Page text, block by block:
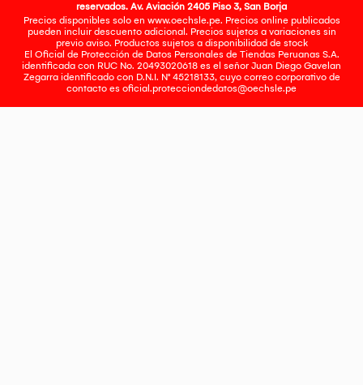
reservados. Av. Aviación 2405 Piso 3, San Borja
Precios disponibles solo en www.oechsle.pe. Precios online publicados
pueden incluir descuento adicional. Precios sujetos a variaciones sin
previo aviso. Productos sujetos a disponibilidad de stock
El Oficial de Protección de Datos Personales de Tiendas Peruanas S.A.
identificada con RUC No. 20493020618 es el señor Juan Diego Gavelan
Zegarra identificado con D.N.I. N° 45218133, cuyo correo corporativo de
contacto es oficial.protecciondedatos@oechsle.pe